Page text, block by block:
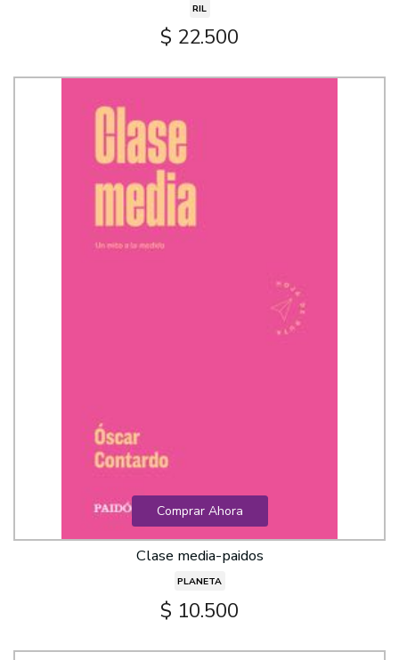
RIL
$ 22.500
Comprar Ahora
Clase media-paidos
PLANETA
$ 10.500